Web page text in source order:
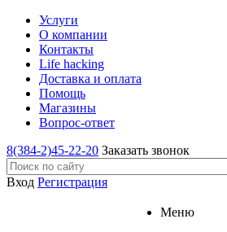
Услуги
О компании
Контакты
Life hacking
Доставка и оплата
Помощь
Магазины
Вопрос-ответ
8(384-2)45-22-20 Заказать звонок
Вход Регистрация
Меню